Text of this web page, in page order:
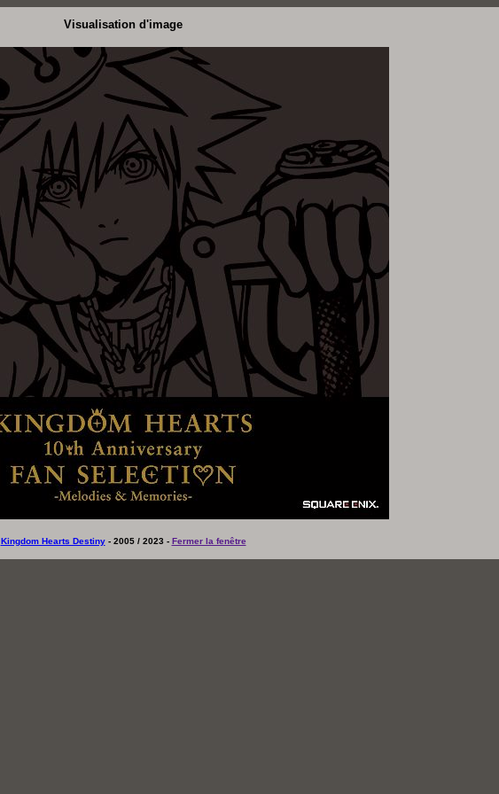
Visualisation d'image
Kingdom Hearts Destiny- 2005 / 2023 - Fermer la fenêtre